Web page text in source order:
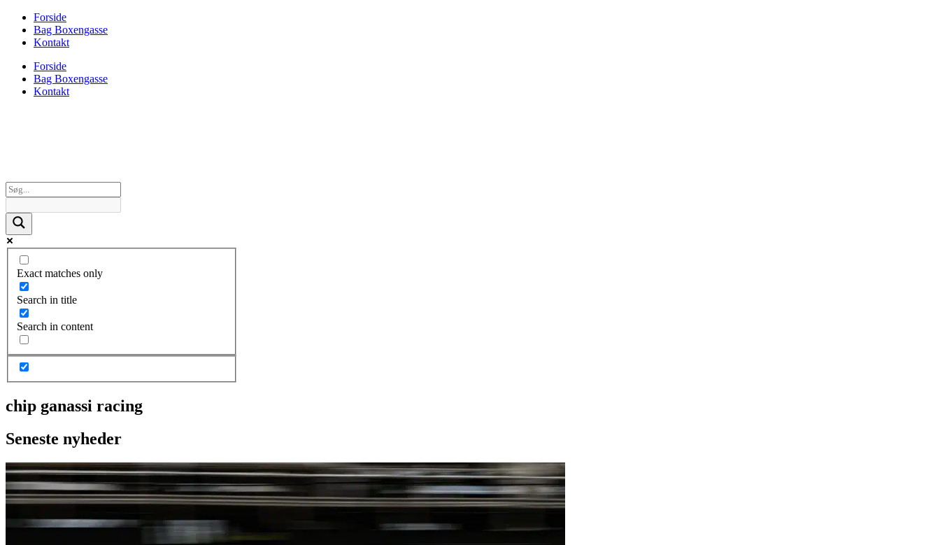
Forside
Bag Boxengasse
Kontakt
Forside
Bag Boxengasse
Kontakt
Exact matches only
Search in title
Search in content
chip ganassi racing
Seneste nyheder